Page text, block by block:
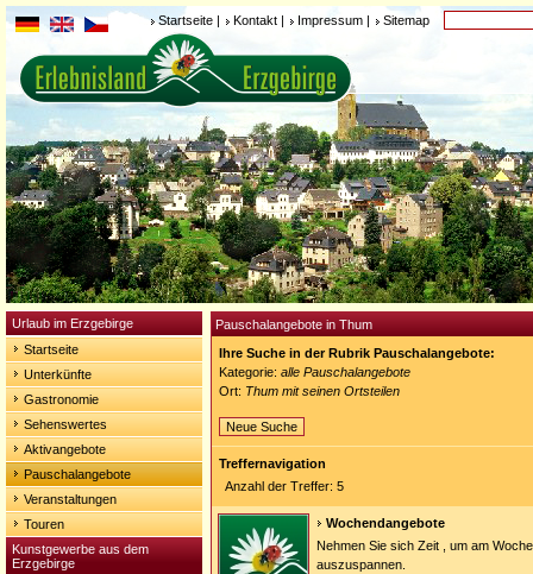
Startseite | Kontakt | Impressum | Sitemap
Urlaub im Erzgebirge
Startseite
Unterkünfte
Gastronomie
Sehenswertes
Aktivangebote
Pauschalangebote
Veranstaltungen
Touren
Kunstgewerbe aus dem
Erzgebirge
Pauschalangebote in Thum
Ihre Suche in der Rubrik Pauschalangebote:
Kategorie: alle Pauschalangebote
Ort: Thum mit seinen Ortsteilen
Neue Suche
Treffernavigation
Anzahl der Treffer: 5
Wochendangebote
Nehmen Sie sich Zeit , um am
auszuspannen.